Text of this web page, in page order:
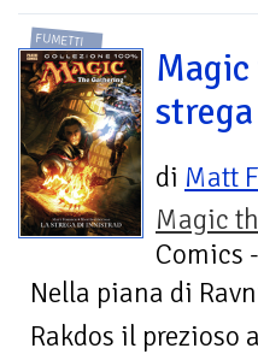
FUMETTI
di Matt
Magic
Comics -
Nella piana di
Rakdos il prezioso